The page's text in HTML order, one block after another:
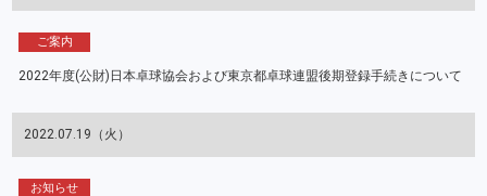
ご案内
2022年度(公財)日本卓球協会および東京都卓球連盟後期登録手続きについて
2022.07.19（火）
お知らせ